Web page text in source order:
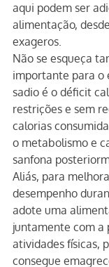
aqui podem ser
alimentação,
exageros.
Não se esqueça
importante para o
sadio é o déficit
restrições e sem
calorias
o metabolismo e
sanfona
Aliás, para
desempenho
adote uma
juntamente com a
atividades físicas,
consegue